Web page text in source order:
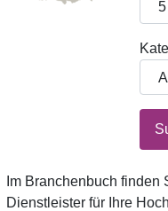
Im Branchenbuch
Dienstleister für Ihre